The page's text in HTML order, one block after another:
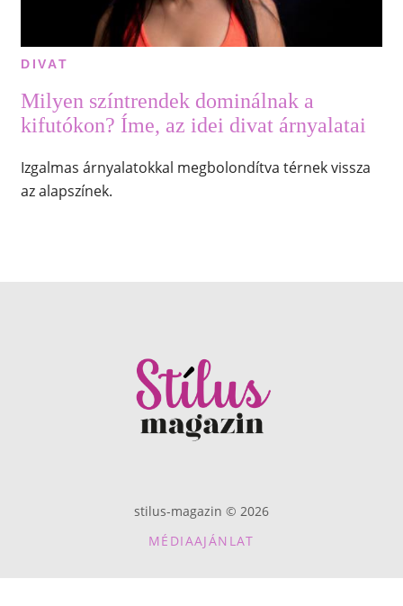
DIVAT
Milyen színtrendek dominálnak a
kifutókon? Íme, az idei divat árnyalatai
Izgalmas árnyalatokkal megbolondítva térnek vissza
az alapszínek.
stilus-magazin © 2026
MÉDIAAJÁNLAT